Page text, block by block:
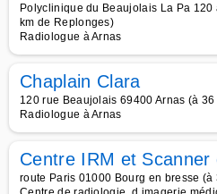
Polyclinique du Beaujolais La Pa
km de Replonges)
Radiologue à Arnas
Chaplain Clara
120 rue Beaujolais 69400 Arnas (à
Radiologue à Arnas
Centre IRM et Scanner
route Paris 01000 Bourg en bresse